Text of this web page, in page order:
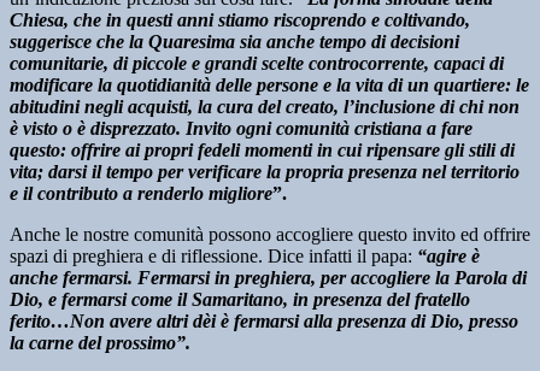
Chiesa, che in questi anni stiamo riscoprendo e coltivando,
suggerisce che la Quaresima sia anche tempo di decisioni
comunitarie, di piccole e grandi scelte controcorrente, capaci di
modificare la quotidianità delle persone e la vita di un quartiere: le
abitudini negli acquisti, la cura del creato, l’inclusione di chi non
è visto o è disprezzato. Invito ogni comunità cristiana a fare
questo: offrire ai propri fedeli momenti in cui ripensare gli stili di
vita; darsi il tempo per verificare la propria presenza nel territorio
e il contributo a renderlo migliore”.
Anche le nostre comunità possono accogliere questo invito ed offrire
spazi di preghiera e di riflessione. Dice infatti il papa: “agire è
anche fermarsi. Fermarsi in preghiera, per accogliere la Parola di
Dio, e fermarsi come il Samaritano, in presenza del fratello
ferito…Non avere altri dèi è fermarsi alla presenza di Dio, presso
la carne del prossimo”.